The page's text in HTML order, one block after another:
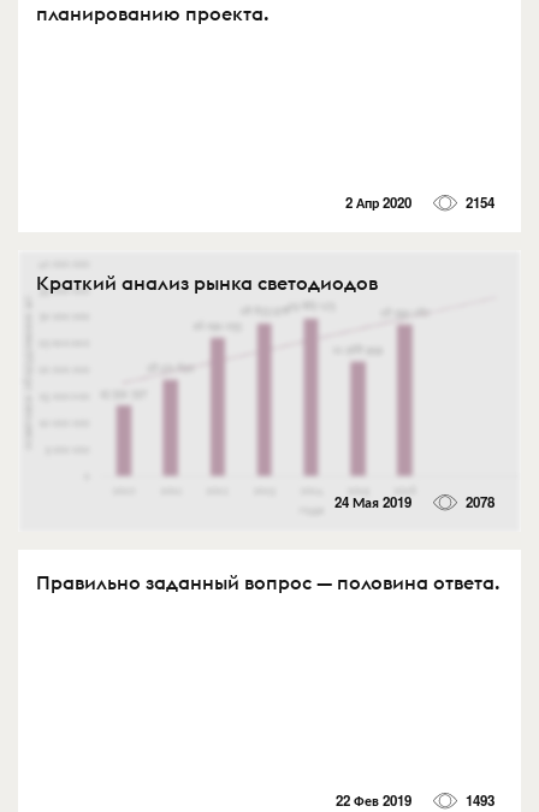
планированию проекта.
2 Апр 2020 2154
Краткий анализ рынка светодиодов
24 Мая 2019 2078
Правильно заданный вопрос — половина ответа.
22 Фев 2019 1493